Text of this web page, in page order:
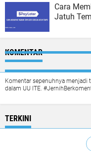
Cara
Jatuh
KOMENTAR
Komentar sepenuhnya
dalam UU ITE.
TERKINI